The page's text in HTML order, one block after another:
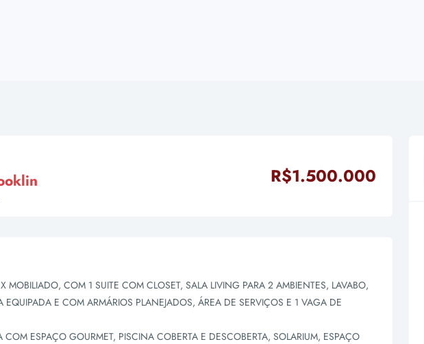
R$1.500.000
MOBILIADO, COM 1 SUITE COM CLOSET, SALA LIVING PARA 2 AMBIENTES, LAVABO,
E COM ARMÁRIOS PLANEJADOS, ÁREA DE SERVIÇOS E 1 VAGA DE
ESPAÇO GOURMET, PISCINA COBERTA E DESCOBERTA, SOLARIUM, ESPAÇO